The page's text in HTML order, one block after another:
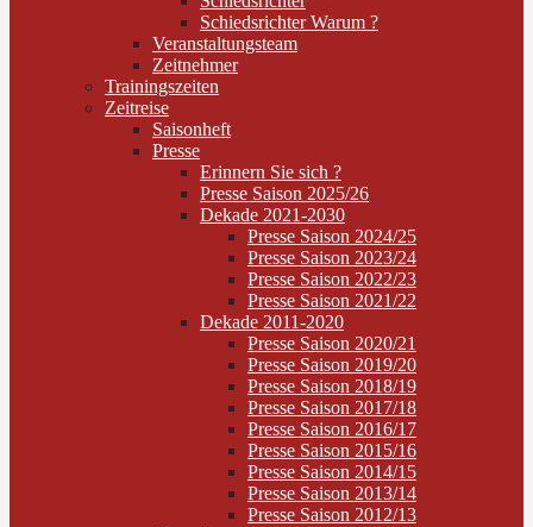
Schiedsrichter Warum ?
Veranstaltungsteam
Zeitnehmer
Trainingszeiten
Zeitreise
Saisonheft
Presse
Erinnern Sie sich ?
Presse Saison 2025/26
Dekade 2021-2030
Presse Saison 2024/25
Presse Saison 2023/24
Presse Saison 2022/23
Presse Saison 2021/22
Dekade 2011-2020
Presse Saison 2020/21
Presse Saison 2019/20
Presse Saison 2018/19
Presse Saison 2017/18
Presse Saison 2016/17
Presse Saison 2015/16
Presse Saison 2014/15
Presse Saison 2013/14
Presse Saison 2012/13